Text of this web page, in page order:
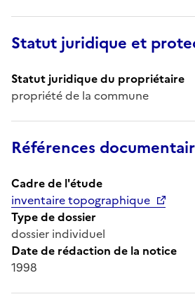
Statut juridique et
Statut juridique du propriétaire
propriété de la commune
Références
Cadre de l'étude
inventaire topographique
Type de dossier
dossier individuel
Date de rédaction de la notice
1998